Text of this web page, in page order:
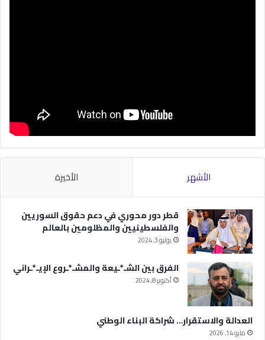
الأشهر الأخيرة
قطر دور محوري في دعم حقوق السوريين
والفلسطينيين والمظلومين بالعالم
يوليو 3, 2024
الفرق بين الشـ*ـيعة والمشـ*ـروع الإيـ*ـراني
أكتوبر 8, 2024
العدالة والاستقرار… شراكة البناء الوطني
مايو 14, 2026